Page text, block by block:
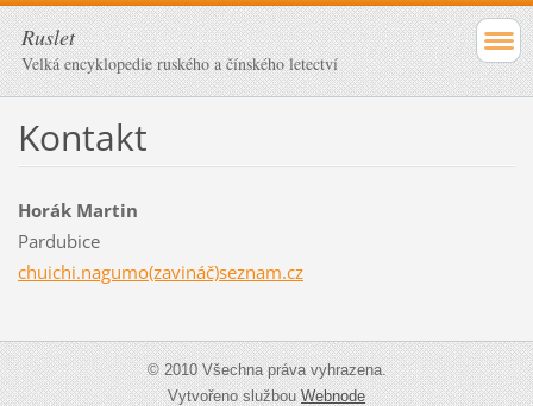
Ruslet
Velká encyklopedie ruského a čínského letectví
Kontakt
Horák Martin
Pardubice
chuichi.nagumo(zavináč)seznam.cz
© 2010 Všechna práva vyhrazena.
Vytvořeno službouWebnode